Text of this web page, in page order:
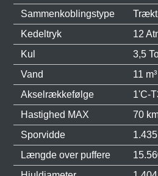
Sammenkoblingstype
Kedeltryk
12
Kul
3,5
Vand
11 m³
Akselrækkefølge
1'C-
Hastighed MAX
70
Sporvidde
Længde over puffere